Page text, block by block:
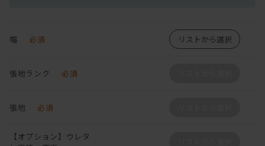
幅 必須 リストから選択
張地ランク 必須
張地 必須
【オプション】ウレタ